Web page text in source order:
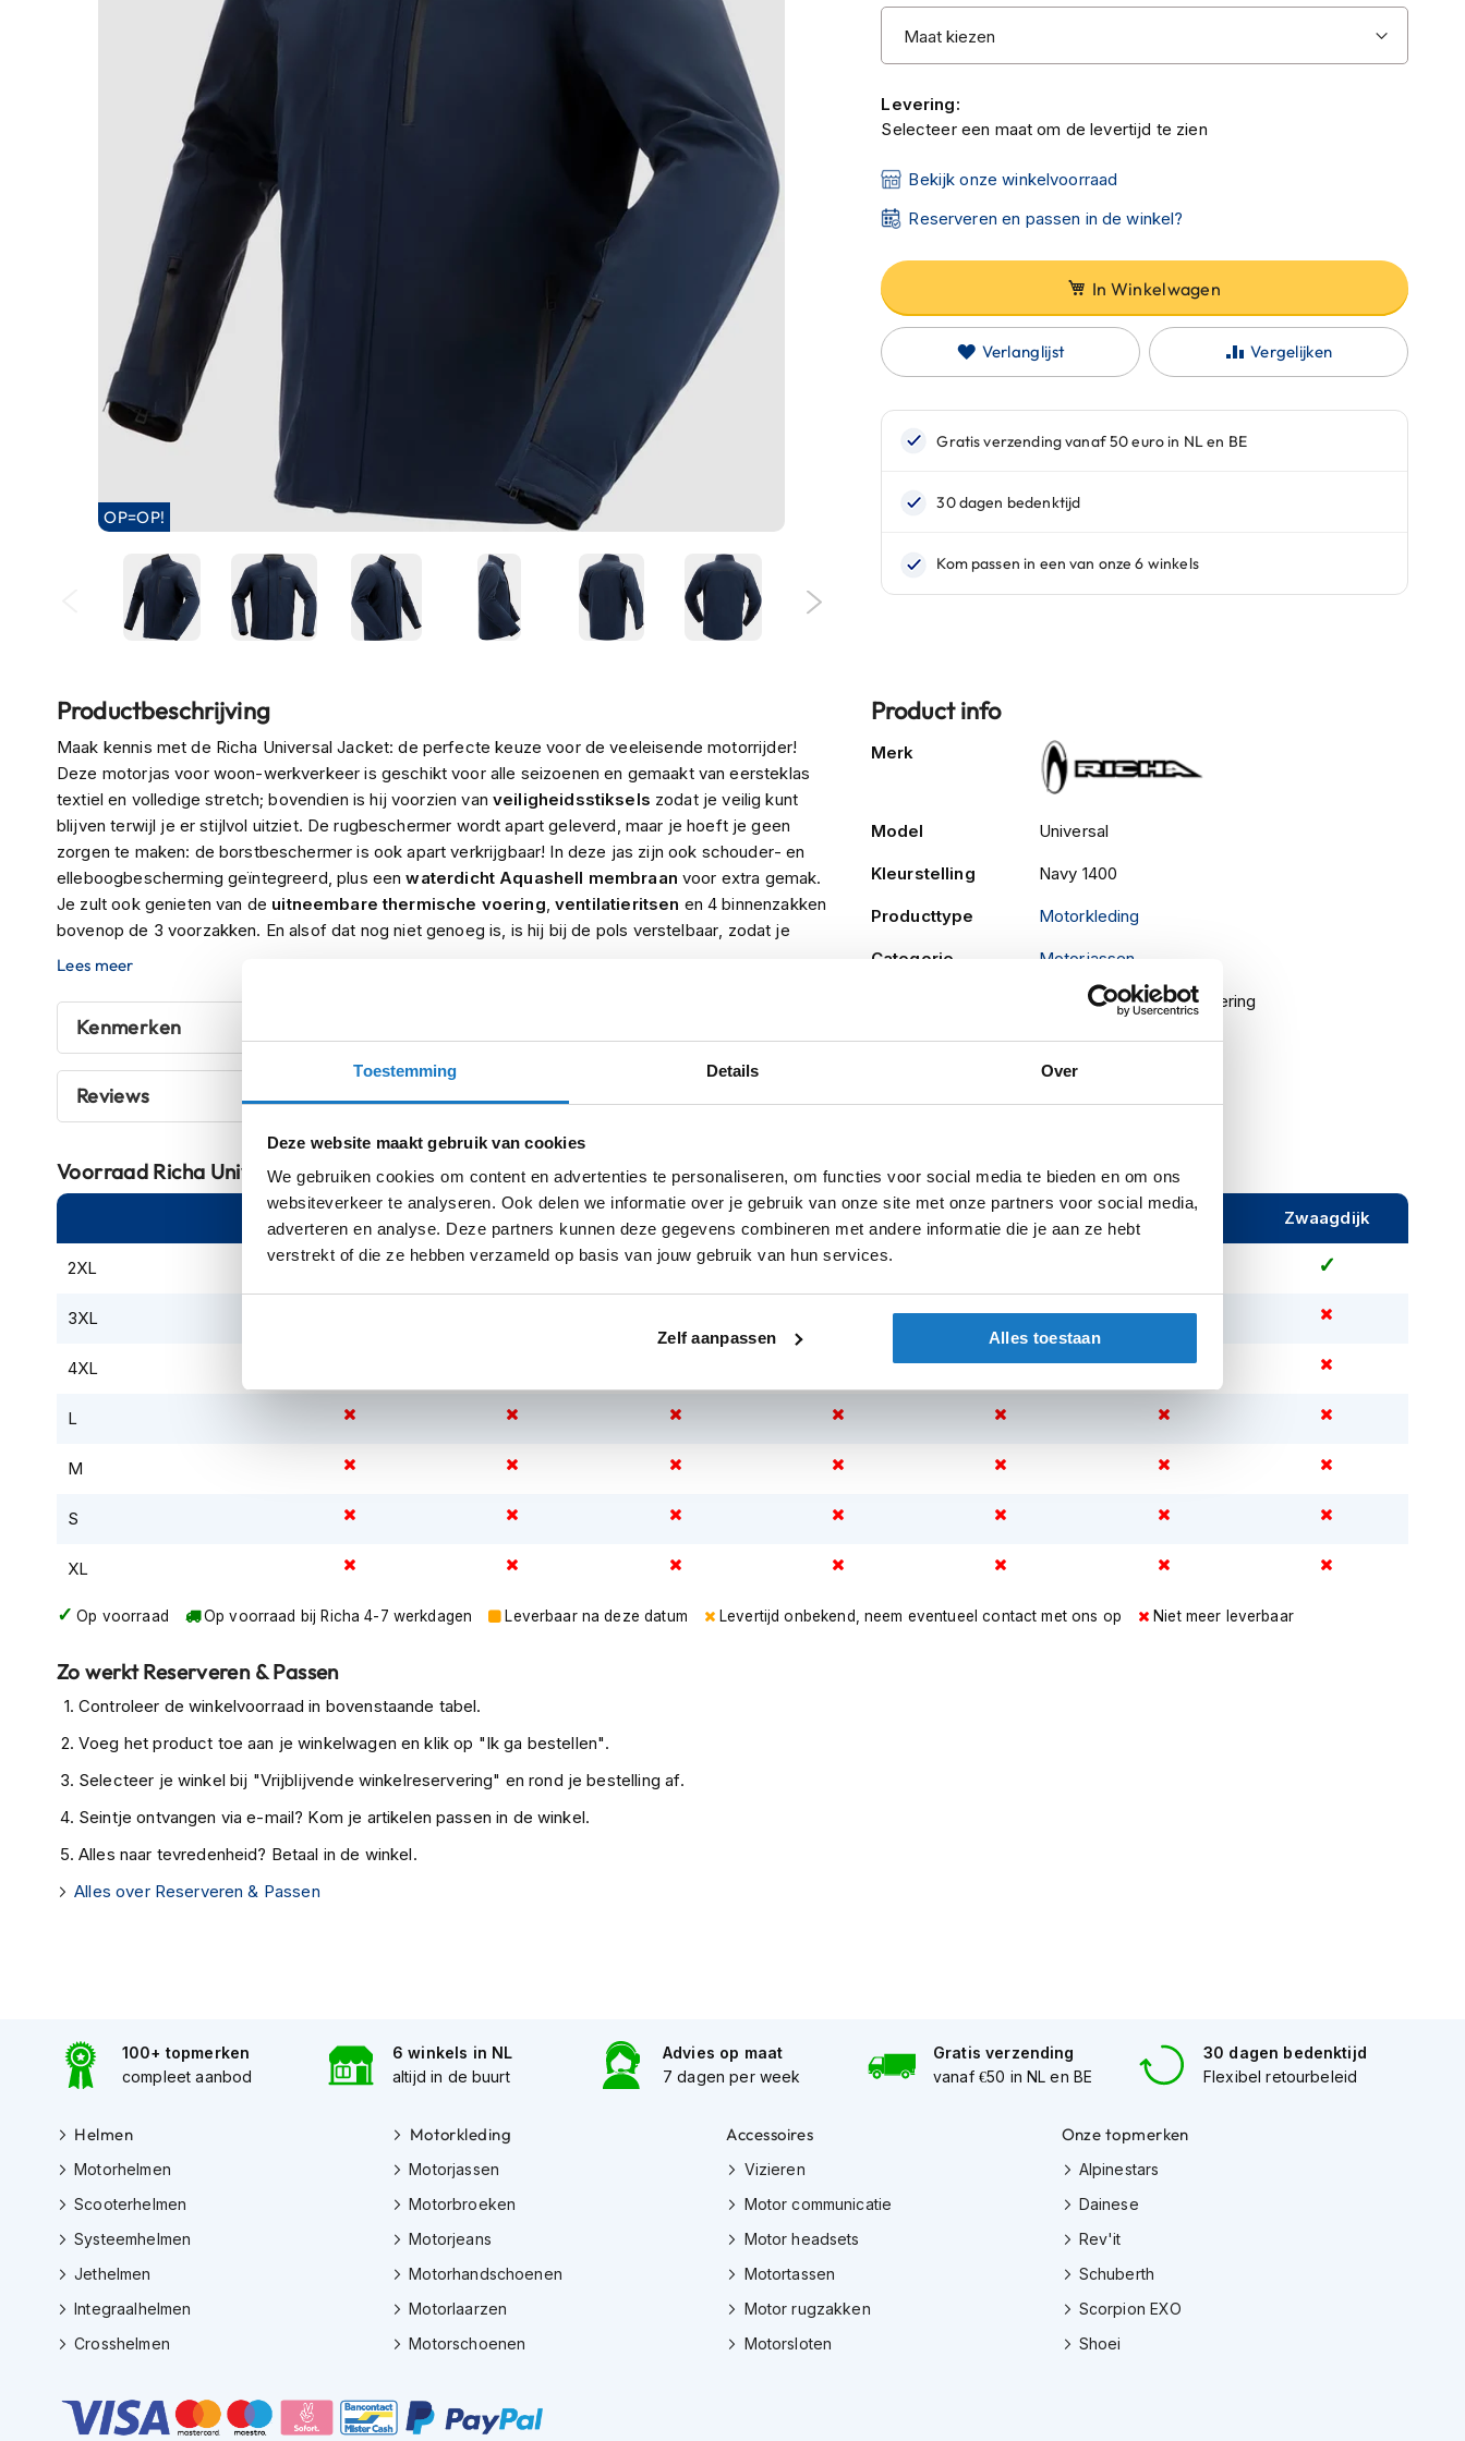
Toestemming Details Over
Deze website maakt gebruik van cookies
We gebruiken cookies om content en advertenties te personaliseren, om functies voor social media te bieden en om ons
websiteverkeer te analyseren. Ook delen we informatie over je gebruik van onze site met onze partners voor social media,
adverteren en analyse. Deze partners kunnen deze gegevens combineren met andere informatie die je aan ze hebt
verstrekt of die ze hebben verzameld op basis van jouw gebruik van hun services.
Zelf aanpassen Alles toestaan
motorhelmen
motorhelmen
Heren
Dames
scooterhelmen
Kinder
scooterhelmen
Systeemhelmen
Jethelmen
Integraalhelmen
Crosshelmen
Fietshelmen
Helm
accessoires
Vizieren
Pinlocks
Tear-
Crossbrillen
houder
Motorkleding
Heren
motorjassen
Doorwaai
motorjassen
Leren
motorjassen
Textiele
Motorbroeken
Heren
motorbroeken
Dames
Doorwaai
motorbroeken
Leren
motorbroeken
motorbroeken
OP=OP!
naar
begin
van
de
afbeeldingen-
gallerij
Levering:
Selecteer een maat om de levertijd te zien
Bekijk onze winkelvoorraad
Reserveren en passen in de winkel?
In Winkelwagen
Verlanglijst Vergelijken
Productbeschrijving
Maak kennis met de Richa Universal Jacket: de perfecte keuze voor de veeleisende motorrijder!
Deze motorjas voor woon-werkverkeer is geschikt voor alle seizoenen en gemaakt van eersteklas
textiel en volledige stretch; bovendien is hij voorzien van veiligheidsstiksels zodat je veilig kunt
blijven terwijl je er stijlvol uitziet. De rugbeschermer wordt apart geleverd, maar je hoeft je geen
zorgen te maken: de borstbeschermer is ook apart verkrijgbaar! In deze jas zijn ook schouder- en
elleboogbescherming geïntegreerd, plus eenwaterdicht Aquashell membraan voor extra gemak.
Je zult ook genieten van de uitneembare thermische voering,ventilatieritsen en 4 binnenzakken
bovenop de 3 voorzakken. En alsof dat nog niet genoeg is, is hij bij de pols verstelbaar, zodat je
precies de pasvorm krijgt die je wilt - er is zelfs een rits om je jas met je broek te verbinden. Ben je
Lees meer
Product info
Meer
Merk
Model Universal
Kleurstelling Navy 1400
Producttype Motorkleding
Categorie Motorjassen
Uitneembare warmtevoering
Sexe Man, Unisex
Kenmerken
Reviews
Voorraad Richa Universal Jacket Navy 1400
Amsterdam Nijeveen Zwaagdijk
2XL
3XL
4XL
L
M
S
XL
Op voorraad Op voorraad bij Richa 4-7 werkdagen Leverbaar na deze datum Levertijd onbekend, neem eventueel contact met ons op Niet meer leverbaar
Zo werkt Reserveren & Passen
Controleer de winkelvoorraad in bovenstaande tabel.
Voeg het product toe aan je winkelwagen en klik op "Ik ga bestellen".
Selecteer je winkel bij "Vrijblijvende winkelreservering" en rond je bestelling af.
Seintje ontvangen via e-mail? Kom je artikelen passen in de winkel.
Alles naar tevredenheid? Betaal in de winkel.
Alles over Reserveren & Passen
100+ topmerken
compleet aanbod
6 winkels in NL
altijd in de buurt
Advies op maat
7 dagen per week
Gratis verzending
vanaf €50 in NL en BE
30 dagen bedenktijd
Flexibel retourbeleid
Helmen
Motorhelmen
Scooterhelmen
Systeemhelmen
Jethelmen
Integraalhelmen
Crosshelmen
Motorkleding
Motorjassen
Motorbroeken
Motorjeans
Motorhandschoenen
Motorlaarzen
Motorschoenen
Accessoires
Vizieren
Motor communicatie
Motor headsets
Motortassen
Motor rugzakken
Motorsloten
Onze topmerken
Alpinestars
Dainese
Rev'it
Schuberth
Scorpion EXO
Shoei